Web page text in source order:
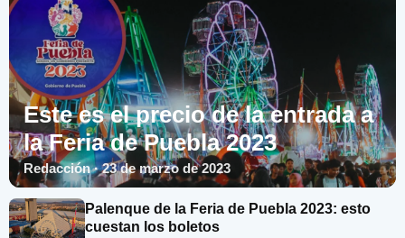
Este es el precio de la entrada a
la Feria de Puebla 2023
Redacción · 23 de marzo de 2023
Palenque de la Feria de Puebla 2023: esto
cuestan los boletos